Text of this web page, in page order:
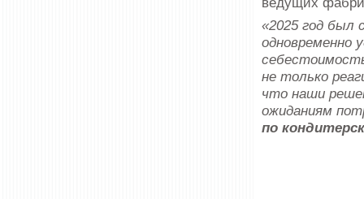
«2025 год был
одновременно
не только
что наши
ожиданиям
по